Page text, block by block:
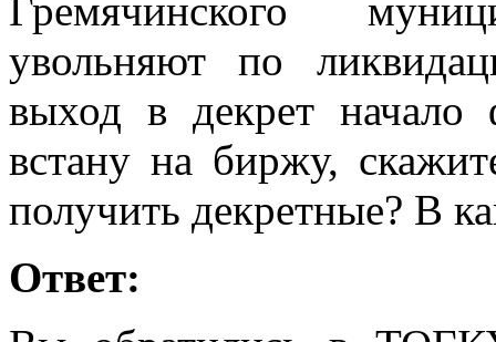
Гремячинского
увольняют по
выход в декрет начало
встану на биржу,
получить декретные? В
Ответ: